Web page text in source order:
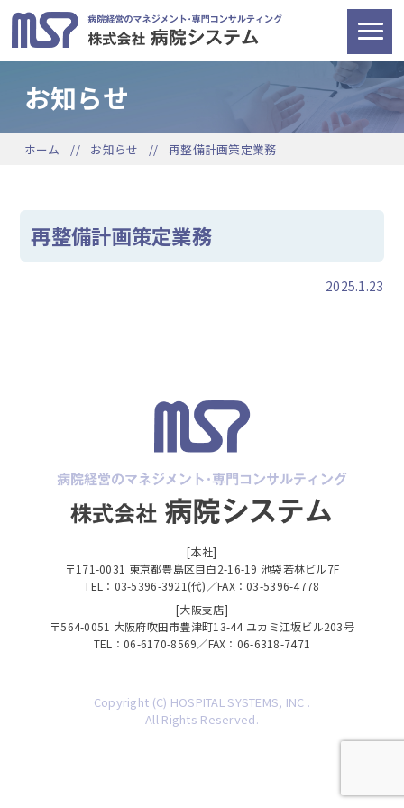
お知らせ
ホーム お知らせ 再整備計画策定業務
再整備計画策定業務
2025.1.23
[本社]
〒171-0031 東京都豊島区目白2-16-19 池袋若林ビル7F
TEL：03-5396-3921(代)／FAX：03-5396-4778
[大阪支店]
〒564-0051 大阪府吹田市豊津町13-44 ユカミ江坂ビル203号
TEL：06-6170-8569／FAX：06-6318-7471
Copyright (C) HOSPITAL SYSTEMS, INC .
All Rights Reserved.